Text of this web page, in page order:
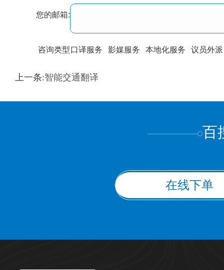
您的邮箱:
咨询类型口译服务 影媒服务 本地化服务 议员外派
训翻译
上一条:智能交通翻译
百
在线下单